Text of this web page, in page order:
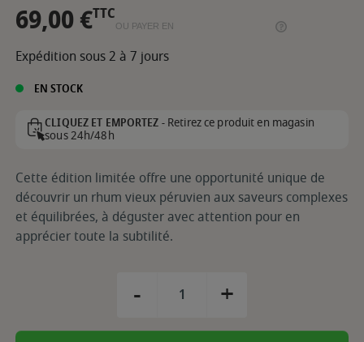
69,00 €TTC
OU PAYER EN
Expédition sous 2 à 7 jours
EN STOCK
CLIQUEZ ET EMPORTEZ -Retirez ce produit en magasin
sous 24h/48h
Cette édition limitée offre une opportunité unique de
découvrir un rhum vieux péruvien aux saveurs complexes
et équilibrées, à déguster avec attention pour en
apprécier toute la subtilité.
- +